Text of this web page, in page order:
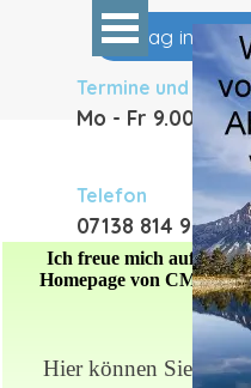
Direkt zum Seiteninhalt
Eintrag in
Termine und
Mo - Fr 9.00 -
Telefon
07138 814 99 00
Menü
Ich freue mich auf Ihren
Homepage von CMG
Hier können Sie uns